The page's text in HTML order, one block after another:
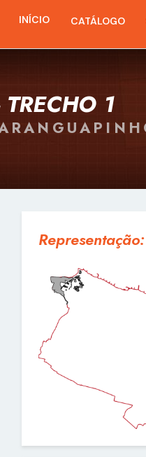
INÍCIO CATÁLOGO
1
Representação: